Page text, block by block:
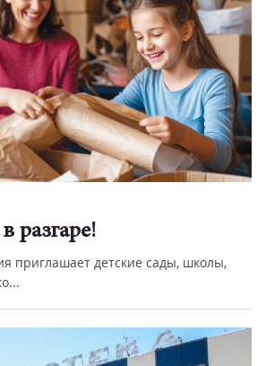
разгаре!
приглашает детские сады, школы,